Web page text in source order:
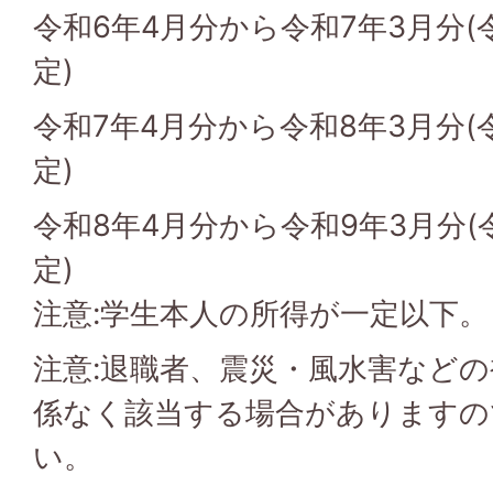
令和6年4月分から令和7年3月分(
定)
令和7年4月分から令和8年3月分(
定)
令和8年4月分から令和9年3月分(
定)
注意:学生本人の所得が一定以下。
注意:退職者、震災・風水害など
係なく該当する場合があります
い。